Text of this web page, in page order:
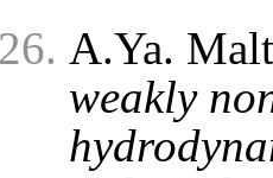
A.Ya.
weakly